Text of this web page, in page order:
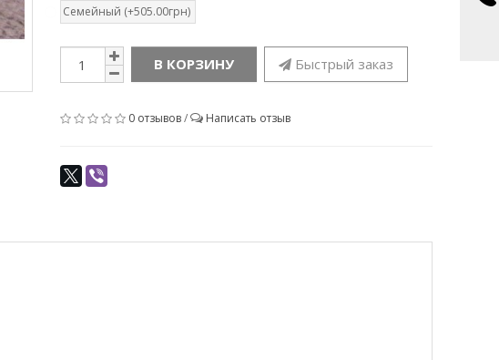
Семейный (+505.00грн)
В КОРЗИНУ Быстрый заказ
0 отзывов/ Написать отзыв